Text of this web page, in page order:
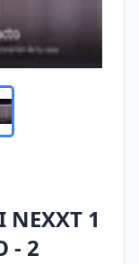
NEXXT 1
- 2